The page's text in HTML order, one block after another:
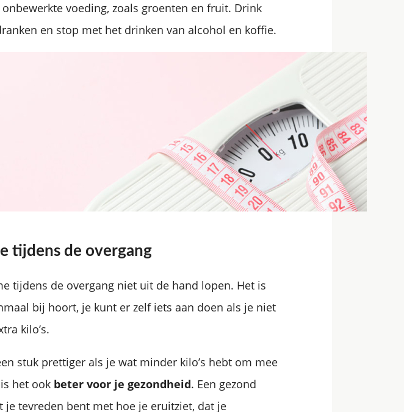
onbewerkte voeding, zoals groenten en fruit. Drink
en stop met het drinken van alcohol en koffie.
tijdens de overgang
tijdens de overgang niet uit de hand lopen. Het is
bij hoort, je kunt er zelf iets aan doen als je niet
kilo’s.
stuk prettiger als je wat minder kilo’s hebt om mee
het ook beter voor je gezondheid. Een gezond
je tevreden bent met hoe je eruitziet, dat je